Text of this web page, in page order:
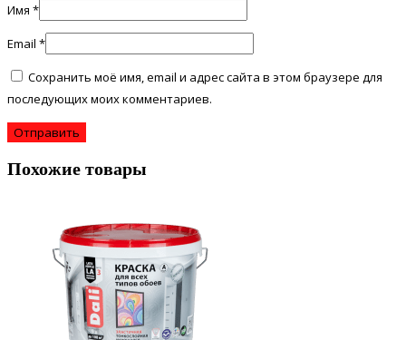
Имя *
Email *
Сохранить моё имя, email и адрес сайта в этом браузере для
последующих моих комментариев.
Похожие товары